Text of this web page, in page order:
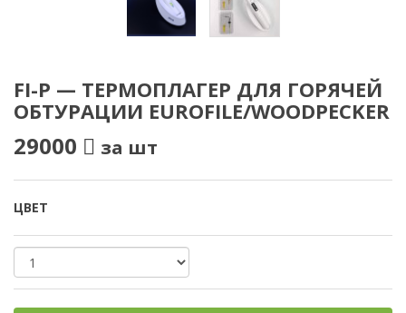
FI-P — ТЕРМОПЛАГЕР ДЛЯ ГОРЯЧЕЙ
ОБТУРАЦИИ EUROFILE/WOODPECKER
29000 за шт
ЦВЕТ